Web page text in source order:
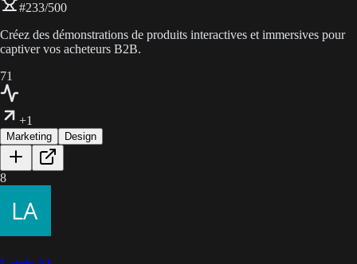
#233/500
Créez des démonstrations de produits interactives et immersives pour
captiver vos acheteurs B2B.
71
+1
Marketing Design
8